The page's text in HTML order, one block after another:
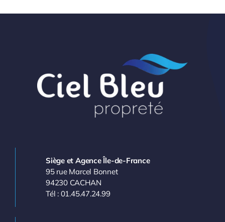
Siège et Agence Île-de-France
95 rue Marcel Bonnet
94230 CACHAN
Tél : 01.45.47.24.99